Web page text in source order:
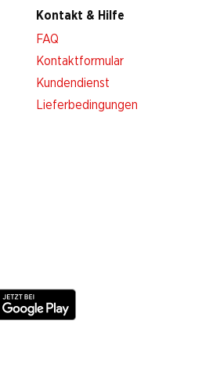
Kontakt & Hilfe
FAQ
Kontaktformular
Kundendienst
Lieferbedingungen